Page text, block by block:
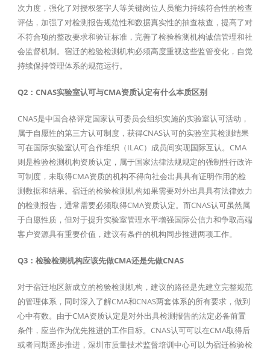
次力度，强化了对授权签字人等关键岗位人员能力持续符合性的检查
评估，加强了对检测报告规范性和数据真实性的抽查核查，提高了对
不符合项的整改要求和验证标准，完善了检验检测机构诚信管理和社
会监督机制。宿迁的检验检测机构必须高度重视这些监管变化，自觉
持续保持管理体系的规范运行。
Q2：CNAS实验室认可与CMA资质认定有什么本质区别
CNAS是中国合格评定国家认可委员会组织实施的实验室认可活动，
属于自愿性的第三方认可制度，获得CNAS认可的实验室其检测结果
可在国际实验室认可合作组织（ILAC）成员间实现国际互认。CMA
则是检验检测机构资质认定，属于国家法律法规规定的强制性行政许
可制度，未取得CMA资质的机构不得向社会出具具有证明作用的检
测数据和结果。宿迁的检验检测机构如果需要对外出具具有法律效力
的检测报告，通常需要必须取得CMA资质认定。而CNAS认可虽然属
于自愿性质，但对于提升实验室管理水平增强国际公信力和争取高端
客户资源具有重要价值，建议有条件的机构同步推进两项工作。
Q3：检验检测机构应该先做CMA还是先做CNAS
对于宿迁地区新成立的检验检测机构，建议的路径是先建立完整规范
的管理体系，同时深入了解CMA和CNAS两套体系的所有要求，做到
心中有数。由于CMA资质认定是对外出具检测报告的法定必备前置
条件，应当作为优先推进的工作目标。CNAS认可可以在CMA取得后
或者同期逐步推进，深圳市质量技术监督培训中心可以为宿迁检验检